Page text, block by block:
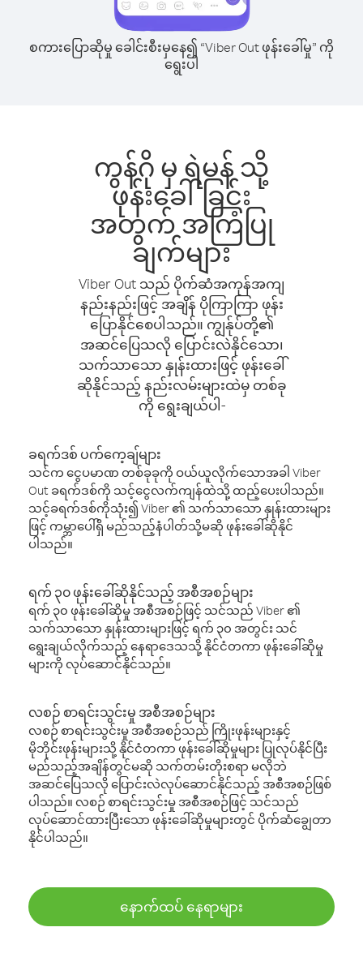
စကားပြောဆိုမှု ခေါင်းစီးမှနေ၍ “Viber Out ဖုန်းခေါ်မှု” ကို
ရွေးပါ
ကွန်ဂို မှ ရဲမန် သို့
ဖုန်းခေါ်ခြင်း
အတွက် အကြံပြု
ချက်များ
Viber Out သည် ပိုက်ဆံအကုန်အကျ
နည်းနည်းဖြင့် အချိန် ပိုကြာကြာ ဖုန်း
ပြောနိုင်စေပါသည်။ ကျွန်ုပ်တို့၏
အဆင်ပြေသလို ပြောင်းလဲနိုင်သော၊
သက်သာသော နှုန်းထားဖြင့် ဖုန်းခေါ်
ဆိုနိုင်သည့် နည်းလမ်းများထဲမှ တစ်ခု
ကို ရွေးချယ်ပါ-
ခရက်ဒစ် ပက်ကေ့ချ်များ
သင်က ငွေပမာဏ တစ်ခုခုကို ဝယ်ယူလိုက်သောအခါ Viber
Out ခရက်ဒစ်ကို သင့်ငွေလက်ကျန်ထဲသို့ ထည့်ပေးပါသည်။
သင့်ခရက်ဒစ်ကိုသုံး၍ Viber ၏ သက်သာသော နှုန်းထားများ
ဖြင့် ကမ္ဘာပေါ်ရှိ မည်သည့်နံပါတ်သို့မဆို ဖုန်းခေါ်ဆိုနိုင်
ပါသည်။
ရက် ၃၀ ဖုန်းခေါ်ဆိုနိုင်သည့် အစီအစဉ်များ
ရက် ၃၀ ဖုန်းခေါ်ဆိုမှု အစီအစဉ်ဖြင့် သင်သည် Viber ၏
သက်သာသော နှုန်းထားများဖြင့် ရက် ၃၀ အတွင်း သင်
ရွေးချယ်လိုက်သည့် နေရာဒေသသို့ နိုင်ငံတကာ ဖုန်းခေါ်ဆိုမှု
များကို လုပ်ဆောင်နိုင်သည်။
လစဉ် စာရင်းသွင်းမှု အစီအစဉ်များ
လစဉ် စာရင်းသွင်းမှု အစီအစဉ်သည် ကြိုးဖုန်းများနှင့်
မိုဘိုင်းဖုန်းများသို့ နိုင်ငံတကာ ဖုန်းခေါ်ဆိုမှုများ ပြုလုပ်နိုင်ပြီး
မည်သည့်အချိန်တွင်မဆို သက်တမ်းတိုးစရာ မလိုဘဲ
အဆင်ပြေသလို ပြောင်းလဲလုပ်ဆောင်နိုင်သည့် အစီအစဉ်ဖြစ်
ပါသည်။ လစဉ် စာရင်းသွင်းမှု အစီအစဉ်ဖြင့် သင်သည်
လုပ်ဆောင်ထားပြီးသော ဖုန်းခေါ်ဆိုမှုများတွင် ပိုက်ဆံချွေတာ
နိုင်ပါသည်။
နောက်ထပ် နေရာများ